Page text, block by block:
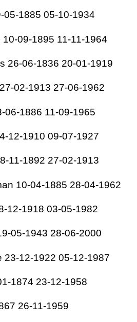
05-1885 05-10-1934
09-1895 11-11-1964
26-06-1836 20-01-1919
02-1913 27-06-1962
06-1886 11-09-1965
12-1910 09-07-1927
11-1892 27-02-1913
10-04-1885 28-04-1962
12-1918 03-05-1982
05-1943 28-06-2000
23-12-1922 05-12-1987
1874 23-12-1958
26-11-1959